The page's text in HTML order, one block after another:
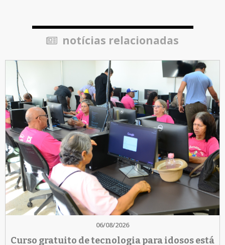
notícias relacionadas
06/08/2026
Curso gratuito de tecnologia para idosos está